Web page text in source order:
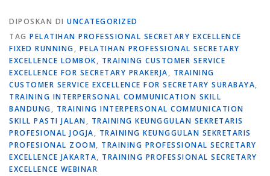
DIPOSKAN DI UNCATEGORIZED
TAG PELATIHAN PROFESSIONAL SECRETARY EXCELLENCE
FIXED RUNNING, PELATIHAN PROFESSIONAL SECRETARY
EXCELLENCE LOMBOK, TRAINING CUSTOMER SERVICE
EXCELLENCE FOR SECRETARY PRAKERJA, TRAINING
CUSTOMER SERVICE EXCELLENCE FOR SECRETARY SURABAYA,
TRAINING INTERPERSONAL COMMUNICATION SKILL
BANDUNG, TRAINING INTERPERSONAL COMMUNICATION
SKILL PASTI JALAN, TRAINING KEUNGGULAN SEKRETARIS
PROFESIONAL JOGJA, TRAINING KEUNGGULAN SEKRETARIS
PROFESIONAL ZOOM, TRAINING PROFESSIONAL SECRETARY
EXCELLENCE JAKARTA, TRAINING PROFESSIONAL SECRETARY
EXCELLENCE WEBINAR